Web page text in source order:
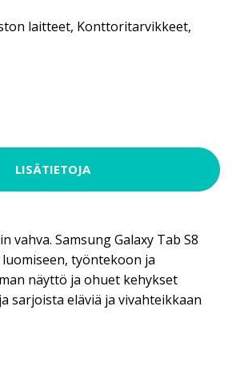
laitteet, Konttoritarvikkeet,
LISÄTIETOJA
vahva. Samsung Galaxy Tab S8
työntekoon ja
näyttö ja ohuet kehykset
sarjoista eläviä ja vivahteikkaan